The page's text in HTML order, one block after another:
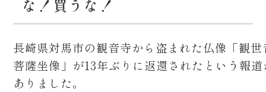
な！買うな！
長崎県対馬市の観音寺から盗まれた仏像「観世
菩薩坐像」が13年ぶりに返還されたという報
ありました。